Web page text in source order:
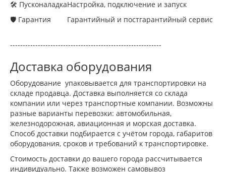
🛠 Пусконаладка
🛡 Гарантия
Настройка, подключение и запуск
Гарантийный и постгарантийный сервис
------------------------------------------------------------
Доставка оборудования
Оборудование упаковывается для транспортировки на
складе продавца. Доставка выполняется со склада
компании или через транспортные компании. Возможны
разные варианты перевозки: автомобильная,
железнодорожная, авиационная и морская доставка.
Способ доставки подбирается с учётом города, габаритов
оборудования, сроков и требований к транспортировке.
Стоимость доставки до вашего города рассчитывается
индивидуально. Также возможен самовывоз